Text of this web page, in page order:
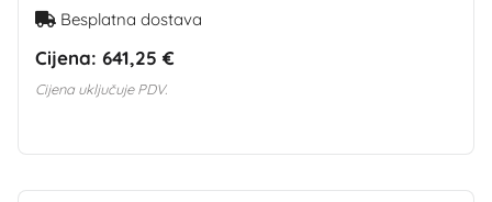
Besplatna dostava
Cijena: 641,25 €
Cijena uključuje PDV.